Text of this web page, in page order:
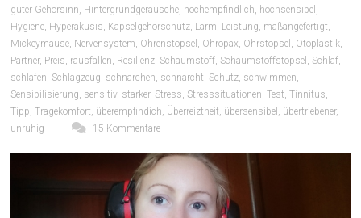
guter Gehörsinn, Hintergrundgeräusche, hochempfindlich, hochsensibel ,
Hygiene, Hyperakusis, Kapselgehörschutz, Lärm, Leistung, maßangefertigt,
Mickeymäuse, Nervensystem, Ohrenstöpsel , Ohropax, Ohrstöpsel , Otoplastik,
Partner, Preis, rausfallen, Resilienz, Schaumstoff, Schaumstoffstöpsel , Schlaf,
schlafen, Schlagzeug, schnarchen, schnarcht, Schutz, schwimmen,
Sensibilisierung, sensitiv, starker, Stress, Stresssituationen,Test,Tinnitus,
Tipp,Tragekomfort, überempfindich, Überreiztheit, übersensibel , übertriebener,
unruhig
15 Kommentare